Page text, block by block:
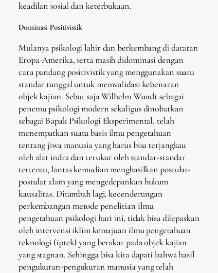
keadilan sosial dan keterbukaan.
Dominasi Positivistik
Mulanya psikologi lahir dan berkembang di daratan
Eropa-Amerika, serta masih didominasi dengan
cara pandang positivistik yang menggunakan suatu
standar tunggal untuk memvalidasi kebenaran
objek kajian. Sebut saja Wilhelm Wundt sebagai
penemu psikologi modern sekaligus dinobatkan
sebagai Bapak Psikologi Eksperimental, telah
menempatkan suatu basis ilmu pengetahuan
tentang jiwa manusia yang harus bisa terjangkau
oleh alat indra dan terukur oleh standar-standar
tertentu, lantas kemudian menghasilkan postulat-
postulat alam yang mengedepankan hukum
kausalitas. Ditambah lagi, kecenderungan
perkembangan metode penelitian ilmu
pengetahuan psikologi hari ini, tidak bisa dilepaskan
oleh intervensi iklim kemajuan ilmu pengetahuan
teknologi (iptek) yang berakar pada objek kajian
yang stagnan. Sehingga bisa kita dapati bahwa hasil
pengukuran-pengukuran manusia yang telah